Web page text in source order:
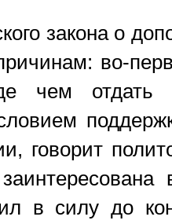
закона о
во-
чем
говорит
в силу до